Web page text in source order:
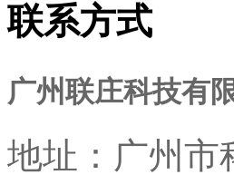
联系方式
广州联庄科技有
地址： 广州市